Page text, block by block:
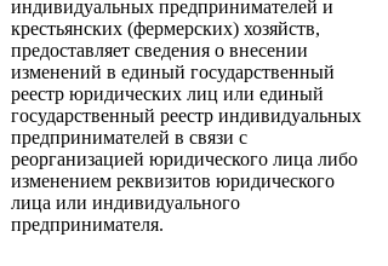
индивидуальных предпринимателей и
крестьянских (фермерских) хозяйств,
предоставляет сведения о внесении
изменений в единый государственный
реестр юридических лиц или единый
государственный реестр индивидуальных
предпринимателей в связи с
реорганизацией юридического лица либо
изменением реквизитов юридического
лица или индивидуального
предпринимателя.